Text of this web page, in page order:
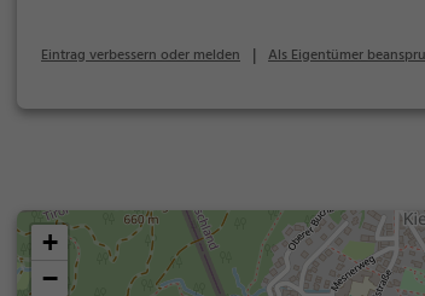
Eintrag verbessern oder melden | Als Eigentümer
+
−